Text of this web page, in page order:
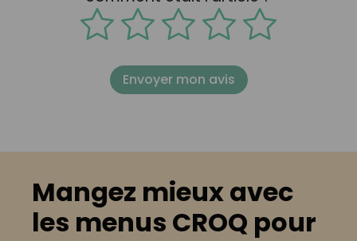
Envoyer mon avis
Mangez mieux avec
les menus CROQ pour